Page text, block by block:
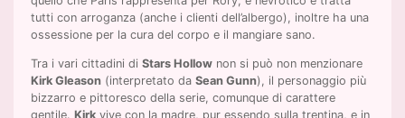
tutti con arroganza (anche i clienti dell’albergo), inoltre ha una
ossessione per la cura del corpo e il mangiare sano.
Tra i vari cittadini diStars Hollow non si può non menzionare
Kirk Gleason (interpretato daSean Gunn), il personaggio più
bizzarro e pittoresco della serie, comunque di carattere
gentile. Kirk vive con la madre, pur essendo sulla trentina, e in